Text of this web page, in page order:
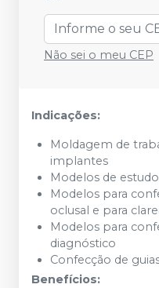
Não sei o meu CEP
Indicações:
Moldagem de
implantes
Modelos de
Modelos para
oclusal e para
Modelos para
diagnóstico
Confecção de
Benefícios: